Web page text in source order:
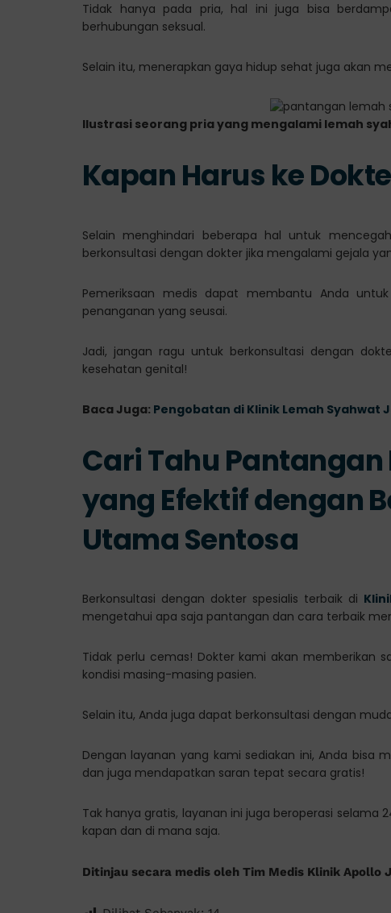
Tidak hanya pada pria, hal ini juga bisa
berhubungan seksual.
Selain itu, menerapkan gaya hidup sehat juga akan
Ilustrasi seorang pria yang mengalami lemah
Kapan Harus ke
Selain menghindari beberapa hal untuk
berkonsultasi dengan dokter jika mengalami gejala
Pemeriksaan medis dapat membantu Anda
penanganan yang seusai.
Jadi, jangan ragu untuk berkonsultasi dengan
kesehatan genital!
Baca Juga: Pengobatan di Klinik Lemah Syahwat
Cari Tahu
yang Efektif dengan
Utama Sentosa
Berkonsultasi dengan dokter spesialis terbaik di
mengetahui apa saja pantangan dan cara terbaik
Tidak perlu cemas! Dokter kami akan memberikan
kondisi masing-masing pasien.
Selain itu, Anda juga dapat berkonsultasi dengan
Dengan layanan yang kami sediakan ini, Anda bisa
dan juga mendapatkan saran tepat secara gratis!
Tak hanya gratis, layanan ini juga beroperasi selama
kapan dan di mana saja.
Ditinjau secara medis oleh Tim Medis Klinik Apollo